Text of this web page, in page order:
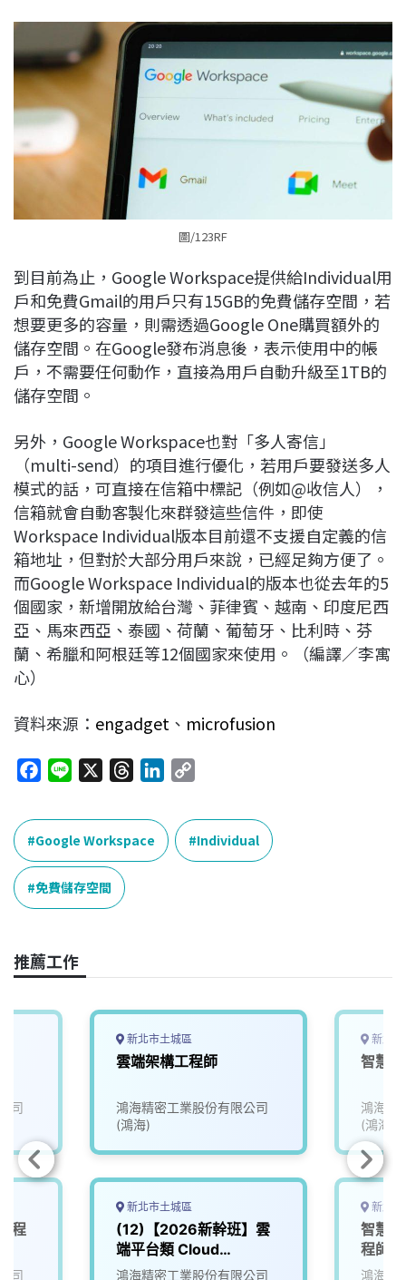
圖/123RF
到目前為止，Google Workspace提供給Individual用
戶和免費Gmail的用戶只有15GB的免費儲存空間，若
想要更多的容量，則需透過Google One購買額外的
儲存空間。在Google發布消息後，表示使用中的帳
戶，不需要任何動作，直接為用戶自動升級至1TB的
儲存空間。
另外，Google Workspace也對「多人寄信」
（multi-send）的項目進行優化，若用戶要發送多人
模式的話，可直接在信箱中標記（例如@收信人），
信箱就會自動客製化來群發這些信件，即使
Workspace Individual版本目前還不支援自定義的信
箱地址，但對於大部分用戶來說，已經足夠方便了。
而Google Workspace Individual的版本也從去年的5
個國家，新增開放給台灣、菲律賓、越南、印度尼西
亞、馬來西亞、泰國、荷蘭、葡萄牙、比利時、芬
蘭、希臘和阿根廷等12個國家來使用。（編譯／李寓
心）
資料來源： engadget 、 microfusion
c
e
b
o
o
n
e
r
e
a
k
p
y
L
Google Workspace Individual
免費儲存空間
推薦工作
司
程
司
新北市土城區
雲端架構工程師
鴻海精密工業股份有限公司
(鴻海)
新北市土城區
(12)【2026新幹班】雲
端平台類 Cloud
Platform
鴻海精密工業股份有限公司
新北
智慧
鴻海精
(鴻海)
新北
智慧
程師
鴻海精